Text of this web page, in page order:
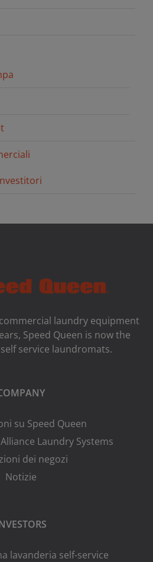
laundry equipment
Speed ​​Queen is now the
service laundromats.
su Speed Queen
Laundry Systems
dei negozi
Notizie
lavanderia self-service